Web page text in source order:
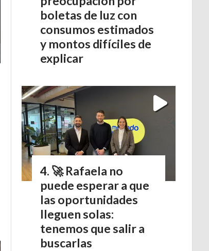
boletas de luz con
consumos estimados
y montos difíciles de
explicar
🚀 Rafaela no
puede esperar a que
las oportunidades
lleguen solas:
tenemos que salir a
buscarlas